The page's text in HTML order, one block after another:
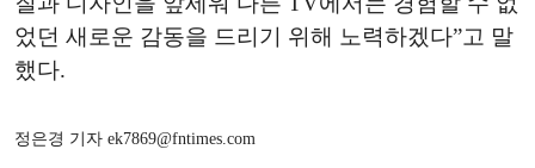
었던 새로운 감동을 드리기 위해 노력하겠다”고 말
했다.
정은경 기자 ek7869@fntimes.com